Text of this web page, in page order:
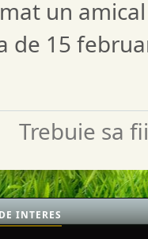
un
de 15
Trebuie sa
INTERES